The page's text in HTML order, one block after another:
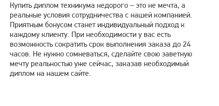
Купить диплом техникума недорого – это не мечта, а
реальные условия сотрудничества с нашей компанией.
Приятным бонусом станет индивидуальный подход к
каждому клиенту. При необходимости у вас есть
возможность сократить срок выполнения заказа до 24
часов. Не нужно сомневаться, сделайте свою заветную
мечту реальностью уже сейчас, заказав необходимый
диплом на нашем сайте.